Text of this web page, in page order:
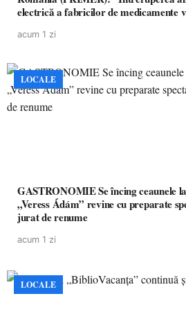
electrică a fabricilor de medicamente
acum 1 zi
LOCALE
GASTRONOMIE Se încing ceaunele la Satu Mare! Concursul
„Veress Ádám” revine cu preparate
jurat de renume
acum 1 zi
LOCALE